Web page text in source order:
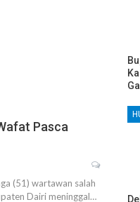
Pasca
(51) wartawan salah
Dairi meninggal…